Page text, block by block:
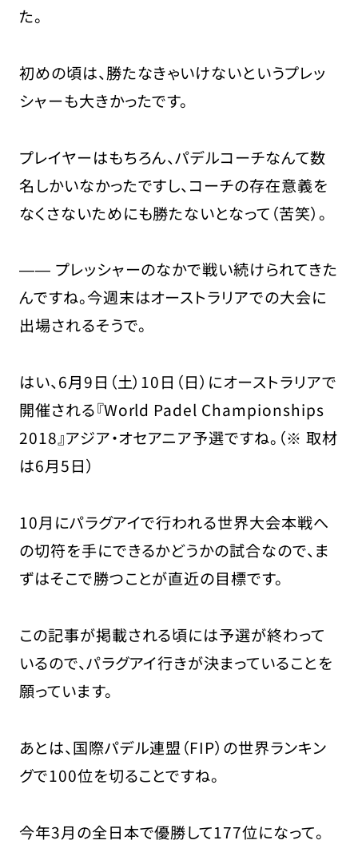
た。
初めの頃は、勝たなきゃいけないというプレッ
シャーも大きかったです。
プレイヤーはもちろん、パデルコーチなんて数
名しかいなかったですし、コーチの存在意義を
なくさないためにも勝たないとなって（苦笑）。
―― プレッシャーのなかで戦い続けられてきた
んですね。今週末はオーストラリアでの大会に
出場されるそうで。
はい、6月9日（土）10日（日）にオーストラリアで
開催される『World Padel Championships
2018』アジア・オセアニア予選ですね。（※ 取材
は6月5日）
10月にパラグアイで行われる世界大会本戦へ
の切符を手にできるかどうかの試合なので、ま
ずはそこで勝つことが直近の目標です。
この記事が掲載される頃には予選が終わって
いるので、パラグアイ行きが決まっていることを
願っています。
あとは、国際パデル連盟（FIP）の世界ランキン
グで100位を切ることですね。
今年3月の全日本で優勝して177位になって。